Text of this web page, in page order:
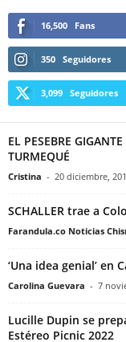
16,500 Fans
350 Seguidores
3,099 Seguidores
EL PESEBRE
TURMEQUÉ
Cristina - 20 diciembre,
SCHALLER trae a
Farandula.co Noticias
‘Una idea genial’ en
Carolina Guevara - 7
Lucille Dupin se
Estéreo Picnic 2022